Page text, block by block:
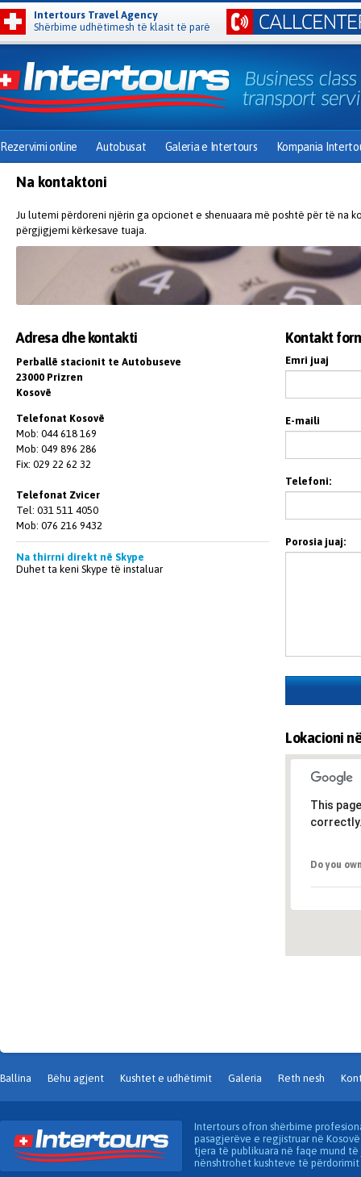
Intertours Travel Agency
Shërbime udhëtimesh të klasit të parë
Rezervimi online Autobusat Galeria e Intertours Kompania
Na kontaktoni
Ju lutemi përdoreni njërin ga opcionet e shenuaara më poshtë për të na
përgjigjemi kërkesave tuaja.
Adresa dhe kontakti
Perballë stacionit te Autobuseve
23000 Prizren
Kosovë
Telefonat Kosovë
Mob: 044 618 169
Mob: 049 896 286
Fix: 029 22 62 32
Telefonat Zvicer
Tel: 031 511 4050
Mob: 076 216 9432
Na thirrni direkt në Skype
Duhet ta keni Skype të instaluar
Kontakt
Emri juaj
E-maili
Telefoni:
Porosia juaj:
Lokacioni
This
Do you
Ballina Bëhu agjent Kushtet e udhëtimit Galeria Reth nesh
Intertours ofron shërbime
pasagjerëve e regjistruar në
tjera të publikuara në faqe mund
nënshtrohet kushteve të